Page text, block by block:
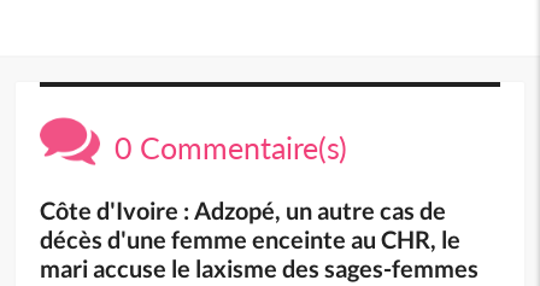
0 Commentaire(s)
Côte d'Ivoire : Adzopé, un autre cas de
décès d'une femme enceinte au CHR, le
mari accuse le laxisme des sages-femmes